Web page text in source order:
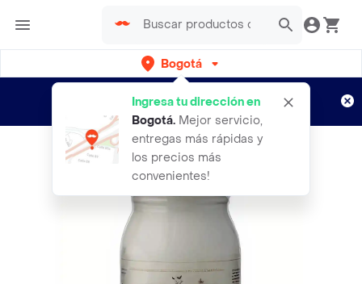
Bogotá
Ingresa tu dirección en
Bogotá. Mejor servicio,
entregas más rápidas y
los precios más
convenientes!
envíos gratis por semanas
Aplican TyC